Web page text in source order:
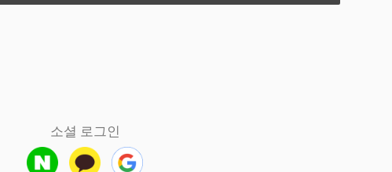
서비스를 위해서 서비스에 따라 별도의 도메인 주소를 추가적으로
스 및 제반 서비스에서 제공하는 회원 가입 페이지에서 서비스
하고 신청한 내용에 대해서 회사가 승낙함으로써 체결됩니다.
용신청한 사용자에 대해서 원칙적으로 접수 순서에 따라 서비스
담, 공지사항 전달
구매 회원인 경우 5년간 보관
소셜 로그인